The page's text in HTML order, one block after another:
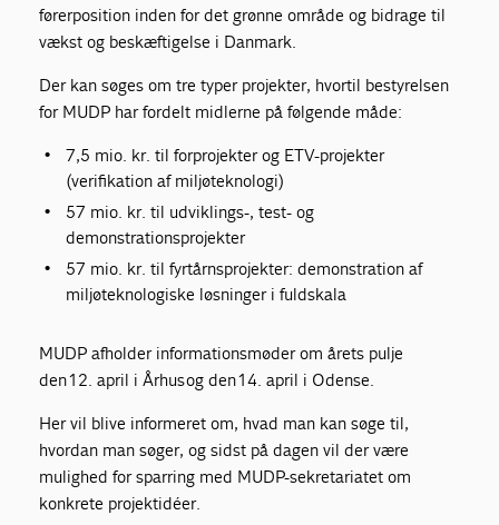
førerposition inden for det grønne område og bidrage til
vækst og beskæftigelse i Danmark.
Der kan søges om tre typer projekter, hvortil bestyrelsen
for MUDP har fordelt midlerne på følgende måde:
7,5 mio. kr. til forprojekter og ETV-projekter
(verifikation af miljøteknologi)
57 mio. kr. til udviklings-, test- og
demonstrationsprojekter
57 mio. kr. til fyrtårnsprojekter: demonstration af
miljøteknologiske løsninger i fuldskala
MUDP afholder informationsmøder om årets pulje
den 12. april i Århus og den 14. april i Odense.
Her vil blive informeret om, hvad man kan søge til,
hvordan man søger, og sidst på dagen vil der være
mulighed for sparring med MUDP-sekretariatet om
konkrete projektidéer.